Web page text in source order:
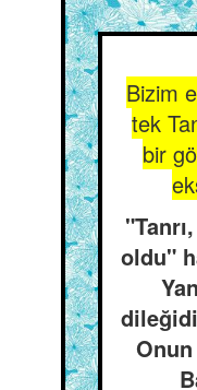
Bizim
tek
bir
oldu"
Onun